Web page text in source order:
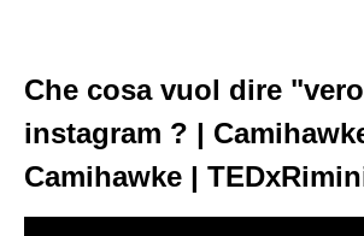
Che cosa vuol dire
instagram ? |
Camihawke |